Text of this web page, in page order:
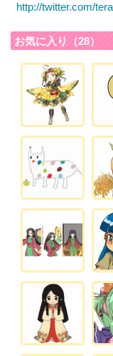
http://twitter.com/
お気に入り（28）